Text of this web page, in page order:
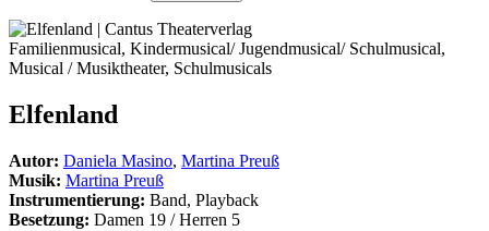
Familienmusical, Kindermusical/ Jugendmusical/ Schulmusical,
Musical / Musiktheater, Schulmusicals
Elfenland
Autor: Daniela Masino, Martina Preuß
Musik: Martina Preuß
Instrumentierung: Band, Playback
Besetzung: Damen 19 / Herren 5